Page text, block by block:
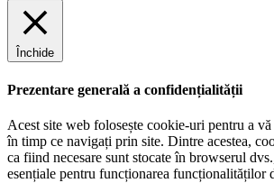
Închide
Prezentare generală a confidențialității
Acest site web folosește cookie-uri pentru a
în timp ce navigați prin site. Dintre acestea,
ca fiind necesare sunt stocate în browserul
esențiale pentru funcționarea funcționalităților